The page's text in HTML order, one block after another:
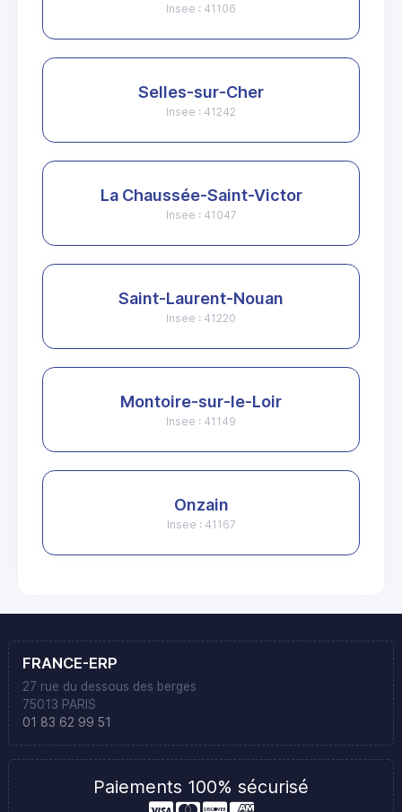
Insee : 41106
Selles-sur-Cher
Insee : 41242
La Chaussée-Saint-Victor
Insee : 41047
Saint-Laurent-Nouan
Insee : 41220
Montoire-sur-le-Loir
Insee : 41149
Onzain
Insee : 41167
FRANCE-ERP
27 rue du dessous des berges
75013 PARIS
01 83 62 99 51
Paiements 100% sécurisé